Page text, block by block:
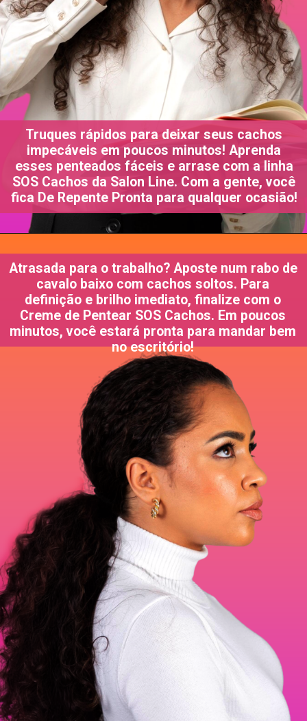
Truques rápidos para deixar seus cachos
impecáveis em poucos minutos! Aprenda
esses penteados fáceis e arrase com a linha
SOS Cachos da Salon Line. Com a gente, você
fica De Repente Pronta para qualquer ocasião!
Atrasada para o trabalho? Aposte num rabo de
cavalo baixo com cachos soltos. Para
definição e brilho imediato, finalize com o
Creme de Pentear SOS Cachos. Em poucos
minutos, você estará pronta para mandar bem
no escritório!